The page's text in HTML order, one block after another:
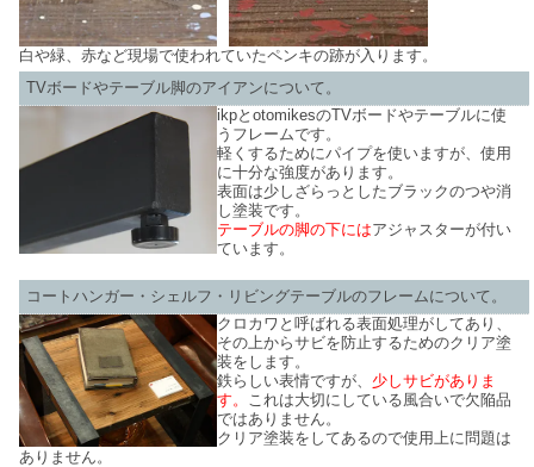
白や緑、赤など現場で使われていたペンキの跡が入ります。
TVボードやテーブル脚のアイアンについて。
ikpとotomikesのTVボードやテーブルに使
うフレームです。
軽くするためにパイプを使いますが、使用
に十分な強度があります。
表面は少しざらっとしたブラックのつや消
し塗装です。
テーブルの脚の下にはアジャスターが付い
ています。
コートハンガー・シェルフ・リビングテーブルのフレームについて。
クロカワと呼ばれる表面処理がしてあり、
その上からサビを防止するためのクリア塗
装をします。
鉄らしい表情ですが、 少しサビがありま
す。
これは大切にしている風合いで欠陥品
ではありません。
クリア塗装をしてあるので使用上に問題は
ありません。